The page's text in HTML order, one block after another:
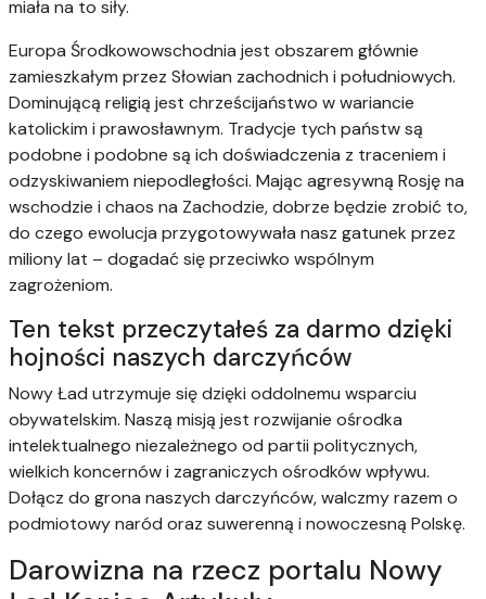
miała na to siły.
Europa Środkowowschodnia jest obszarem głównie
zamieszkałym przez Słowian zachodnich i południowych.
Dominującą religią jest chrześcijaństwo w wariancie
katolickim i prawosławnym. Tradycje tych państw są
podobne i podobne są ich doświadczenia z traceniem i
odzyskiwaniem niepodległości. Mając agresywną Rosję na
wschodzie i chaos na Zachodzie, dobrze będzie zrobić to,
do czego ewolucja przygotowywała nasz gatunek przez
miliony lat – dogadać się przeciwko wspólnym
zagrożeniom.
Ten tekst przeczytałeś za darmo dzięki
hojności naszych darczyńców
Nowy Ład utrzymuje się dzięki oddolnemu wsparciu
obywatelskim. Naszą misją jest rozwijanie ośrodka
intelektualnego niezależnego od partii politycznych,
wielkich koncernów i zagraniczych ośrodków wpływu.
Dołącz do grona naszych darczyńców, walczmy razem o
podmiotowy naród oraz suwerenną i nowoczesną Polskę.
Darowizna na rzecz portalu Nowy